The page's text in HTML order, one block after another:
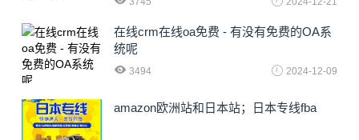
在线crm在线oa免费 - 有没有免费的OA系
统呢
3494 2024-12-09
amazon欧洲站和日本站；日本专线fba